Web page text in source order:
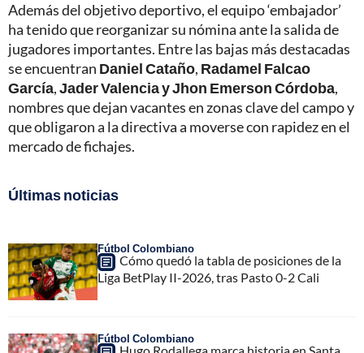
Además del objetivo deportivo, el equipo ‘embajador’
ha tenido que reorganizar su nómina ante la salida de
jugadores importantes. Entre las bajas más destacadas
se encuentran Daniel Cataño, Radamel Falcao
García,Jader Valencia y Jhon Emerson Córdoba,
nombres que dejan vacantes en zonas clave del campo y
que obligaron a la directiva a moverse con rapidez en el
mercado de fichajes.
Últimas noticias
Fútbol Colombiano
Cómo quedó la tabla de posiciones de la
Liga BetPlay II-2026, tras Pasto 0-2 Cali
Fútbol Colombiano